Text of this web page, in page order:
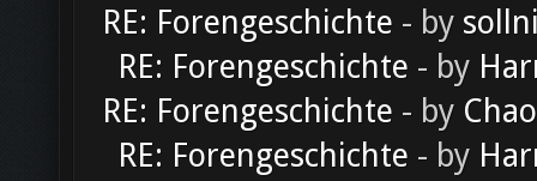
RE: Forengeschichte - by
RE: Forengeschichte - by
RE: Forengeschichte - by
RE: Forengeschichte - by